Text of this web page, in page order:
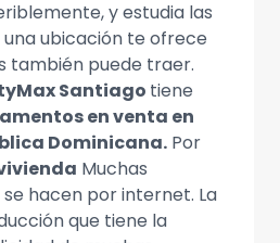
y estudia las
una ubicación te ofrece
también puede traer.
Santiago tiene
en venta en
Dominicana. Por
Muchas
hacen por internet. La
que tiene la